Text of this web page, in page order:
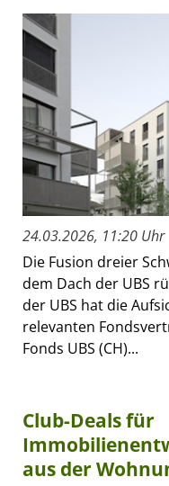
24.03.2026, 11:20 Uhr
Die Fusion dreier
dem Dach der UBS
der UBS hat die
relevanten
Fonds UBS (CH)...
Club-Deals für
aus der